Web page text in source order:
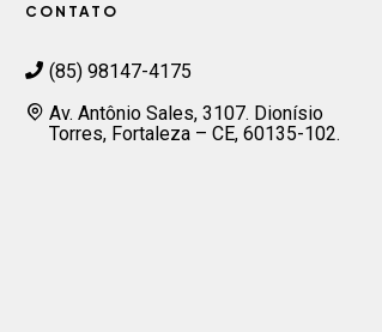
CONTATO
(85) 98147-4175
Av. Antônio Sales, 3107. Dionísio
Torres, Fortaleza – CE, 60135-102.